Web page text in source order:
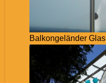
Balkongeländer